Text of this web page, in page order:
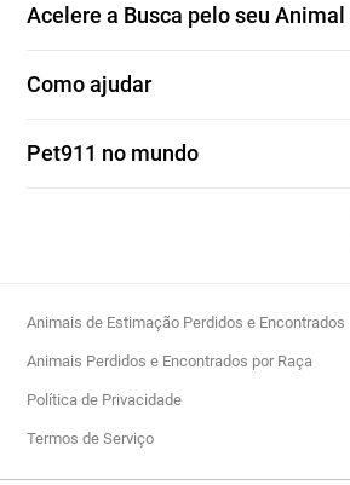
Acelere a Busca pelo seu
Como ajudar
Pet911 no mundo
Animais de Estimação Perdidos e Encontrados
Animais Perdidos e Encontrados por Raça
Política de Privacidade
Termos de Serviço